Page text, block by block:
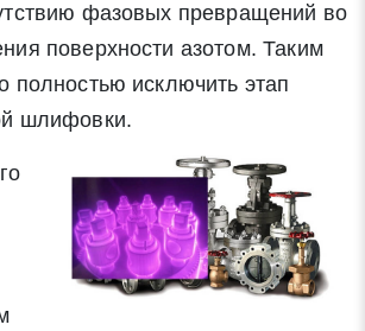
фазовых превращений во
поверхности азотом. Таким
полностью исключить этап
шлифовки.